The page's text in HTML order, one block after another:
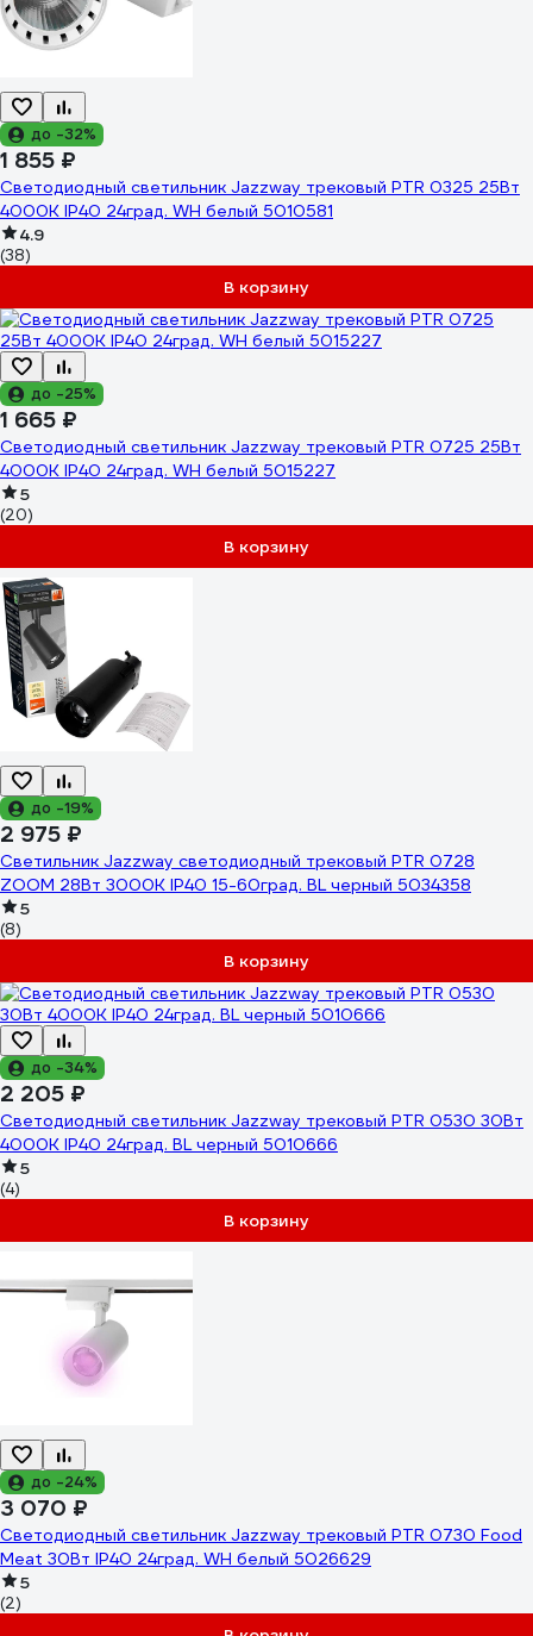
до -32%
1 855 ₽
Светодиодный светильник Jazzway трековый PTR 0325 25Вт
4000К IP40 24град. WH белый 5010581
4.9
(38)
В корзину
до -25%
1 665 ₽
Светодиодный светильник Jazzway трековый PTR 0725 25Вт
4000К IP40 24град. WH белый 5015227
5
(20)
В корзину
до -19%
2 975 ₽
Светильник Jazzway светодиодный трековый PTR 0728
ZOOM 28Вт 3000К IP40 15-60град. BL черный 5034358
5
(8)
В корзину
до -34%
2 205 ₽
Светодиодный светильник Jazzway трековый PTR 0530 30Вт
4000К IP40 24град. BL черный 5010666
5
(4)
В корзину
до -24%
3 070 ₽
Светодиодный светильник Jazzway трековый PTR 0730 Food
Meat 30Вт IP40 24град. WH белый 5026629
5
(2)